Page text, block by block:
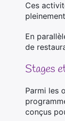
Ces
En
de
Stages
Parmi les
conçus